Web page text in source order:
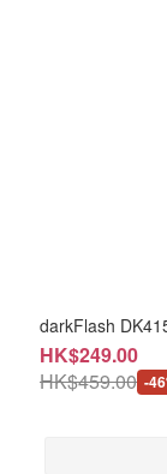
darkFlash
HK$249.00
HK$459.00 -